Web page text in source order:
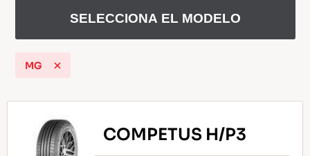
Consejos Para conducir En La Nieve
LEER MAS
SELECCIONA EL MODELO
MG
COMPETUS H/P3